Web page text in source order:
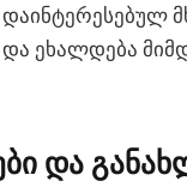
ეხალდება
და